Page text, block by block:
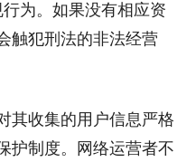
为。如果没有相应资
触犯刑法的非法经营
收集的用户信息严格
护制度。网络运营者不